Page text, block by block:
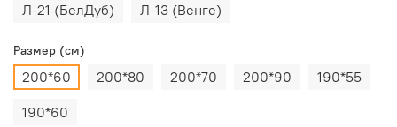
Л-21 (БелДуб)
Л-13 (Венге)
Размер (см)
200*60 200*80 200*70 200*90
190*55
190*60